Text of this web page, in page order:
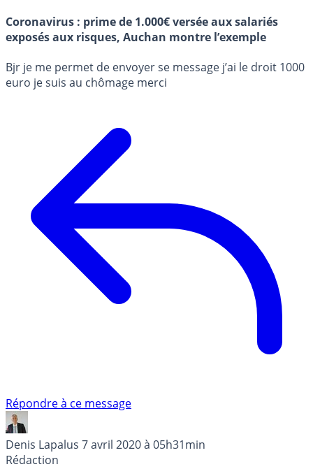
Coronavirus : prime de 1.000€ versée aux salariés
exposés aux risques, Auchan montre l’exemple
Bjr je me permet de envoyer se message j’ai le droit 1000
euro je suis au chômage merci
Répondre à ce message
Denis Lapalus 7 avril 2020 à 05h31min
Rédaction